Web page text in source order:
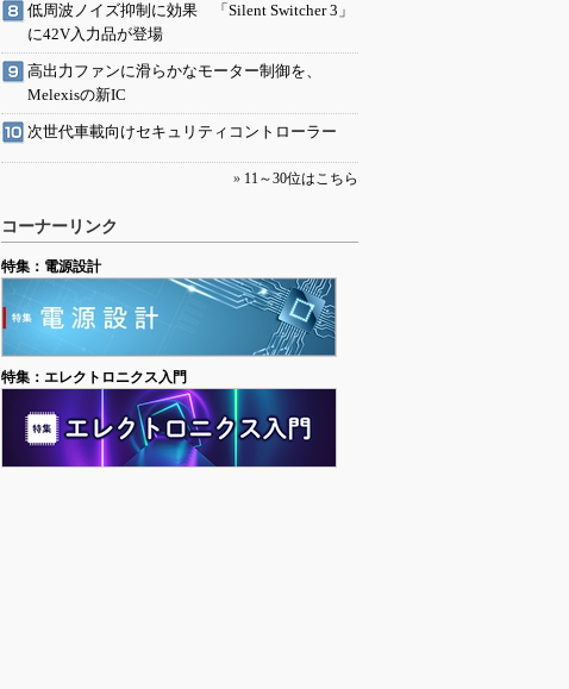
低周波ノイズ抑制に効果 「Silent Switcher 3」
に42V入力品が登場
高出力ファンに滑らかなモーター制御を、
Melexisの新IC
次世代車載向けセキュリティコントローラー
» 11～30位はこちら
コーナーリンク
特集：電源設計
特集：エレクトロニクス入門